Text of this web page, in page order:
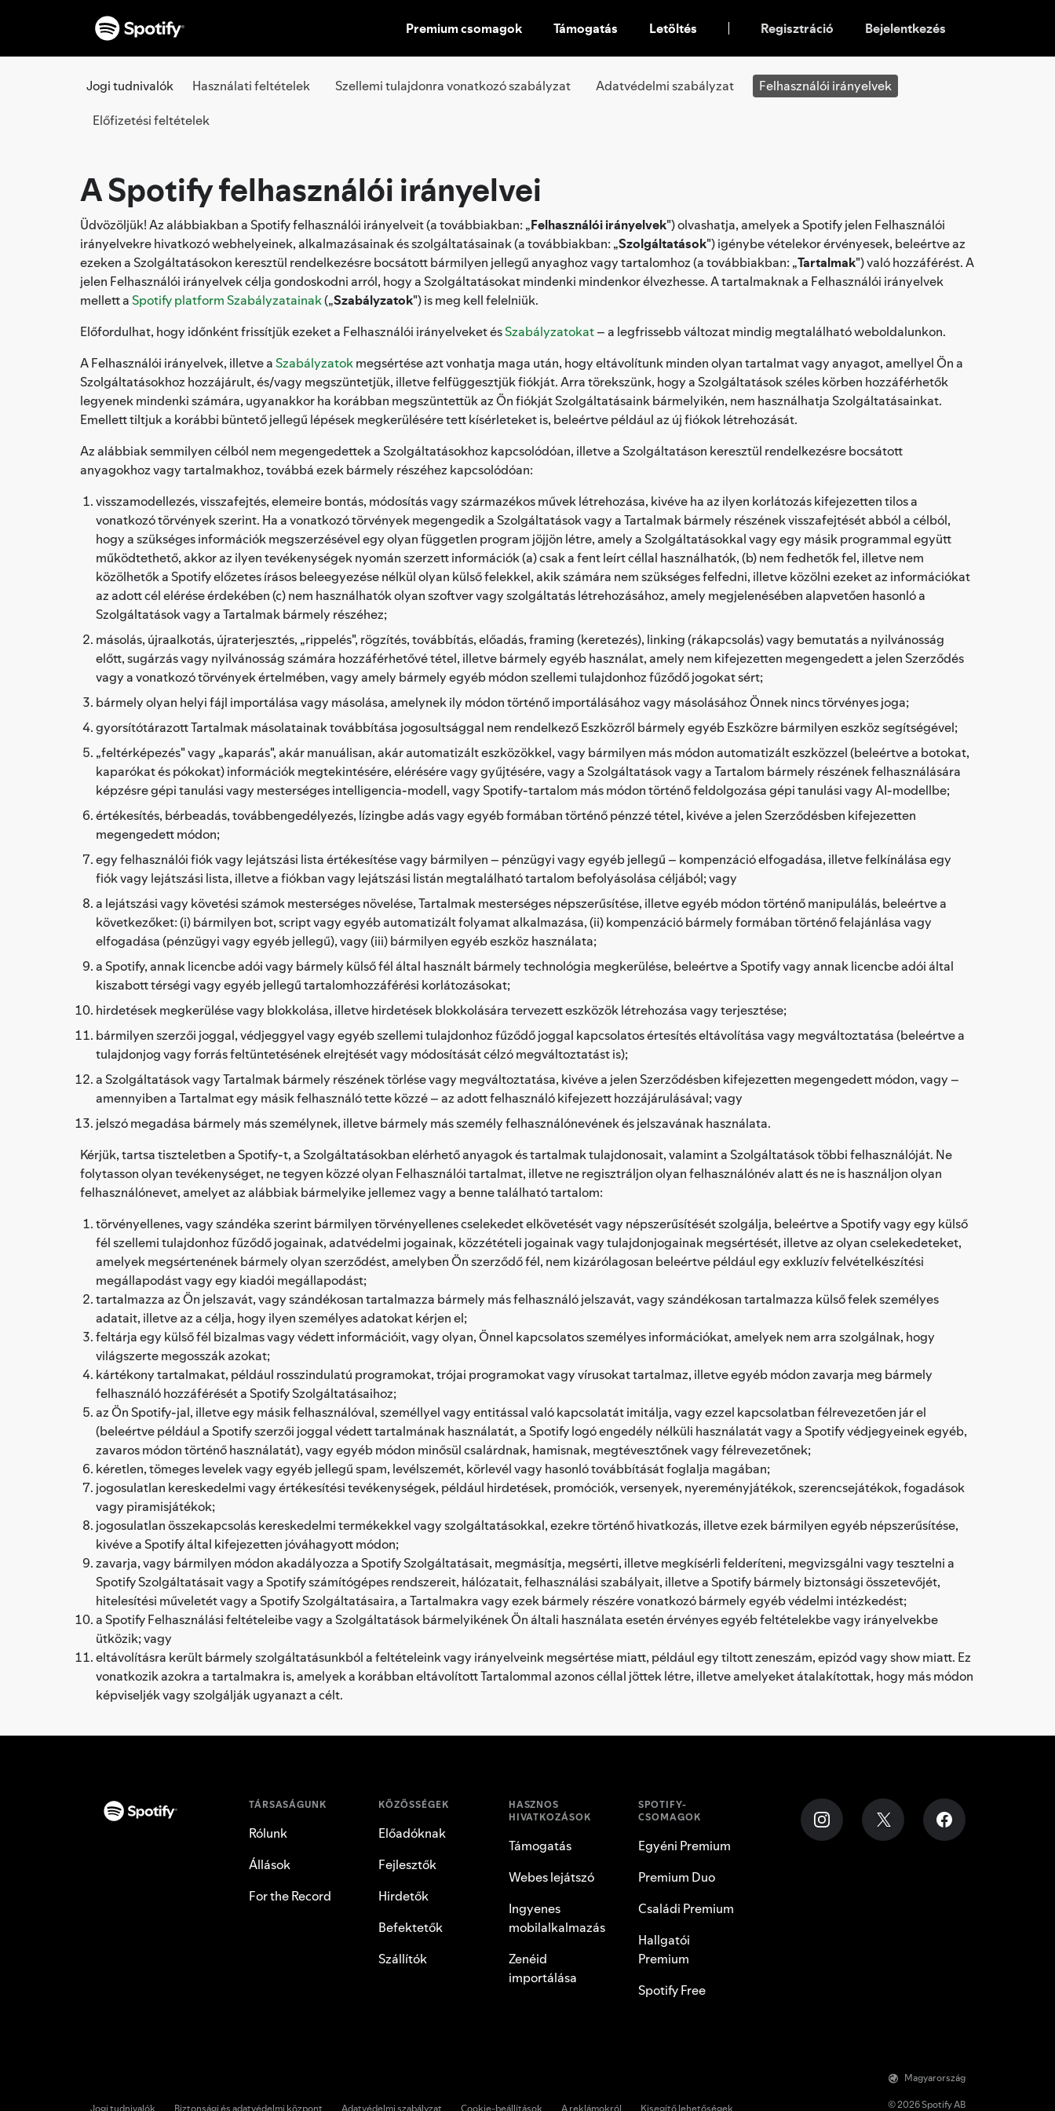
UGRÁS
A
Premium csomagok Támogatás Letöltés Regisztráció Bejelentkezés
Jogi tudnivalók Használati feltételek Szellemi tulajdonra vonatkozó szabályzat Adatvédelmi szabályzat Felhasználói irányelvek
Előfizetési feltételek
A Spotify felhasználói irányelvei
Üdvözöljük! Az alábbiakban a Spotify felhasználói irányelveit (a továbbiakban: „Felhasználói irányelvek") olvashatja, amelyek a Spotify jelen Felhasználói
irányelvekre hivatkozó webhelyeinek, alkalmazásainak és szolgáltatásainak (a továbbiakban: „Szolgáltatások") igénybe vételekor érvényesek, beleértve az
ezeken a Szolgáltatásokon keresztül rendelkezésre bocsátott bármilyen jellegű anyaghoz vagy tartalomhoz (a továbbiakban: „Tartalmak") való hozzáférést. A
jelen Felhasználói irányelvek célja gondoskodni arról, hogy a Szolgáltatásokat mindenki mindenkor élvezhesse. A tartalmaknak a Felhasználói irányelvek
mellett a Spotify platform Szabályzatainak(„Szabályzatok") is meg kell felelniük.
Előfordulhat, hogy időnként frissítjük ezeket a Felhasználói irányelveket ésSzabályzatokat– a legfrissebb változat mindig megtalálható weboldalunkon.
A Felhasználói irányelvek, illetve a Szabályzatokmegsértése azt vonhatja maga után, hogy eltávolítunk minden olyan tartalmat vagy anyagot, amellyel Ön a
Szolgáltatásokhoz hozzájárult, és/vagy megszüntetjük, illetve felfüggesztjük fiókját. Arra törekszünk, hogy a Szolgáltatások széles körben hozzáférhetők
legyenek mindenki számára, ugyanakkor ha korábban megszüntettük az Ön fiókját Szolgáltatásaink bármelyikén, nem használhatja Szolgáltatásainkat.
Emellett tiltjuk a korábbi büntető jellegű lépések megkerülésére tett kísérleteket is, beleértve például az új fiókok létrehozását.
Az alábbiak semmilyen célból nem megengedettek a Szolgáltatásokhoz kapcsolódóan, illetve a Szolgáltatáson keresztül rendelkezésre bocsátott
anyagokhoz vagy tartalmakhoz, továbbá ezek bármely részéhez kapcsolódóan:
visszamodellezés, visszafejtés, elemeire bontás, módosítás vagy származékos művek létrehozása, kivéve ha az ilyen korlátozás kifejezetten tilos a
vonatkozó törvények szerint. Ha a vonatkozó törvények megengedik a Szolgáltatások vagy a Tartalmak bármely részének visszafejtését abból a célból,
hogy a szükséges információk megszerzésével egy olyan független program jöjjön létre, amely a Szolgáltatásokkal vagy egy másik programmal együtt
működtethető, akkor az ilyen tevékenységek nyomán szerzett információk (a) csak a fent leírt céllal használhatók, (b) nem fedhetők fel, illetve nem
közölhetők a Spotify előzetes írásos beleegyezése nélkül olyan külső felekkel, akik számára nem szükséges felfedni, illetve közölni ezeket az információkat
az adott cél elérése érdekében (c) nem használhatók olyan szoftver vagy szolgáltatás létrehozásához, amely megjelenésében alapvetően hasonló a
Szolgáltatások vagy a Tartalmak bármely részéhez;
másolás, újraalkotás, újraterjesztés, „rippelés", rögzítés, továbbítás, előadás, framing (keretezés), linking (rákapcsolás) vagy bemutatás a nyilvánosság
előtt, sugárzás vagy nyilvánosság számára hozzáférhetővé tétel, illetve bármely egyéb használat, amely nem kifejezetten megengedett a jelen Szerződés
vagy a vonatkozó törvények értelmében, vagy amely bármely egyéb módon szellemi tulajdonhoz fűződő jogokat sért;
bármely olyan helyi fájl importálása vagy másolása, amelynek ily módon történő importálásához vagy másolásához Önnek nincs törvényes joga;
gyorsítótárazott Tartalmak másolatainak továbbítása jogosultsággal nem rendelkező Eszközről bármely egyéb Eszközre bármilyen eszköz segítségével;
„feltérképezés" vagy „kaparás", akár manuálisan, akár automatizált eszközökkel, vagy bármilyen más módon automatizált eszközzel (beleértve a botokat,
kaparókat és pókokat) információk megtekintésére, elérésére vagy gyűjtésére, vagy a Szolgáltatások vagy a Tartalom bármely részének felhasználására
képzésre gépi tanulási vagy mesterséges intelligencia-modell, vagy Spotify-tartalom más módon történő feldolgozása gépi tanulási vagy AI-modellbe;
értékesítés, bérbeadás, továbbengedélyezés, lízingbe adás vagy egyéb formában történő pénzzé tétel, kivéve a jelen Szerződésben kifejezetten
megengedett módon;
egy felhasználói fiók vagy lejátszási lista értékesítése vagy bármilyen – pénzügyi vagy egyéb jellegű – kompenzáció elfogadása, illetve felkínálása egy
fiók vagy lejátszási lista, illetve a fiókban vagy lejátszási listán megtalálható tartalom befolyásolása céljából; vagy
a lejátszási vagy követési számok mesterséges növelése, Tartalmak mesterséges népszerűsítése, illetve egyéb módon történő manipulálás, beleértve a
következőket: (i) bármilyen bot, script vagy egyéb automatizált folyamat alkalmazása, (ii) kompenzáció bármely formában történő felajánlása vagy
elfogadása (pénzügyi vagy egyéb jellegű), vagy (iii) bármilyen egyéb eszköz használata;
a Spotify, annak licencbe adói vagy bármely külső fél által használt bármely technológia megkerülése, beleértve a Spotify vagy annak licencbe adói által
kiszabott térségi vagy egyéb jellegű tartalomhozzáférési korlátozásokat;
hirdetések megkerülése vagy blokkolása, illetve hirdetések blokkolására tervezett eszközök létrehozása vagy terjesztése;
bármilyen szerzői joggal, védjeggyel vagy egyéb szellemi tulajdonhoz fűződő joggal kapcsolatos értesítés eltávolítása vagy megváltoztatása (beleértve a
tulajdonjog vagy forrás feltüntetésének elrejtését vagy módosítását célzó megváltoztatást is);
a Szolgáltatások vagy Tartalmak bármely részének törlése vagy megváltoztatása, kivéve a jelen Szerződésben kifejezetten megengedett módon, vagy –
amennyiben a Tartalmat egy másik felhasználó tette közzé – az adott felhasználó kifejezett hozzájárulásával; vagy
jelszó megadása bármely más személynek, illetve bármely más személy felhasználónevének és jelszavának használata.
Kérjük, tartsa tiszteletben a Spotify-t, a Szolgáltatásokban elérhető anyagok és tartalmak tulajdonosait, valamint a Szolgáltatások többi felhasználóját. Ne
folytasson olyan tevékenységet, ne tegyen közzé olyan Felhasználói tartalmat, illetve ne regisztráljon olyan felhasználónév alatt és ne is használjon olyan
felhasználónevet, amelyet az alábbiak bármelyike jellemez vagy a benne található tartalom:
törvényellenes, vagy szándéka szerint bármilyen törvényellenes cselekedet elkövetését vagy népszerűsítését szolgálja, beleértve a Spotify vagy egy külső
fél szellemi tulajdonhoz fűződő jogainak, adatvédelmi jogainak, közzétételi jogainak vagy tulajdonjogainak megsértését, illetve az olyan cselekedeteket,
amelyek megsértenének bármely olyan szerződést, amelyben Ön szerződő fél, nem kizárólagosan beleértve például egy exkluzív felvételkészítési
megállapodást vagy egy kiadói megállapodást;
tartalmazza az Ön jelszavát, vagy szándékosan tartalmazza bármely más felhasználó jelszavát, vagy szándékosan tartalmazza külső felek személyes
adatait, illetve az a célja, hogy ilyen személyes adatokat kérjen el;
feltárja egy külső fél bizalmas vagy védett információit, vagy olyan, Önnel kapcsolatos személyes információkat, amelyek nem arra szolgálnak, hogy
világszerte megosszák azokat;
kártékony tartalmakat, például rosszindulatú programokat, trójai programokat vagy vírusokat tartalmaz, illetve egyéb módon zavarja meg bármely
felhasználó hozzáférését a Spotify Szolgáltatásaihoz;
az Ön Spotify-jal, illetve egy másik felhasználóval, személlyel vagy entitással való kapcsolatát imitálja, vagy ezzel kapcsolatban félrevezetően jár el
(beleértve például a Spotify szerzői joggal védett tartalmának használatát, a Spotify logó engedély nélküli használatát vagy a Spotify védjegyeinek egyéb,
zavaros módon történő használatát), vagy egyéb módon minősül csalárdnak, hamisnak, megtévesztőnek vagy félrevezetőnek;
kéretlen, tömeges levelek vagy egyéb jellegű spam, levélszemét, körlevél vagy hasonló továbbítását foglalja magában;
jogosulatlan kereskedelmi vagy értékesítési tevékenységek, például hirdetések, promóciók, versenyek, nyereményjátékok, szerencsejátékok, fogadások
vagy piramisjátékok;
jogosulatlan összekapcsolás kereskedelmi termékekkel vagy szolgáltatásokkal, ezekre történő hivatkozás, illetve ezek bármilyen egyéb népszerűsítése,
kivéve a Spotify által kifejezetten jóváhagyott módon;
zavarja, vagy bármilyen módon akadályozza a Spotify Szolgáltatásait, megmásítja, megsérti, illetve megkísérli felderíteni, megvizsgálni vagy tesztelni a
Spotify Szolgáltatásait vagy a Spotify számítógépes rendszereit, hálózatait, felhasználási szabályait, illetve a Spotify bármely biztonsági összetevőjét,
hitelesítési műveletét vagy a Spotify Szolgáltatásaira, a Tartalmakra vagy ezek bármely részére vonatkozó bármely egyéb védelmi intézkedést;
a Spotify Felhasználási feltételeibe vagy a Szolgáltatások bármelyikének Ön általi használata esetén érvényes egyéb feltételekbe vagy irányelvekbe
ütközik; vagy
eltávolításra került bármely szolgáltatásunkból a feltételeink vagy irányelveink megsértése miatt, például egy tiltott zeneszám, epizód vagy show miatt. Ez
vonatkozik azokra a tartalmakra is, amelyek a korábban eltávolított Tartalommal azonos céllal jöttek létre, illetve amelyeket átalakítottak, hogy más módon
képviseljék vagy szolgálják ugyanazt a célt.
TÁRSASÁGUNK
Rólunk
Állások
For the Record
KÖZÖSSÉGEK
Előadóknak
Fejlesztők
Hirdetők
Befektetők
Szállítók
HASZNOS
HIVATKOZÁSOK
Támogatás
Webes lejátszó
Ingyenes
mobilalkalmazás
Zenéid
importálása
SPOTIFY-
CSOMAGOK
Egyéni Premium
Premium Duo
Családi Premium
Hallgatói
Premium
Spotify Free
Magyarország
© 2026 Spotify AB